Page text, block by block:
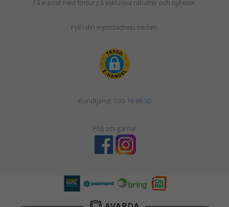
Få e-post med förtur på exklusiva rabatter och nyheter.
Fyll i din e-postadress nedan.
Kundtjänst: 033-16 99 50
Följ oss gärna!